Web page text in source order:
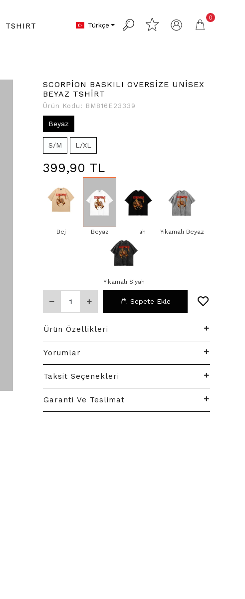
TSHIRT Türkçe
0
SCORPİON BASKILI OVERSİZE UNİSEX
BEYAZ TSHİRT
Ürün Kodu: BM816E23339
Beyaz
S/M L/XL
399,90 TL
Bej Beyaz Siyah Yıkamalı Beyaz
Yıkamalı Siyah
Sepete Ekle
Ürün Özellikleri
Yorumlar
Taksit Seçenekleri
Garanti Ve Teslimat